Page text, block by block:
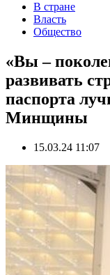
В стране
Власть
Общество
«Вы –
развивать
паспорта
Минщины
15.03.24 11:07